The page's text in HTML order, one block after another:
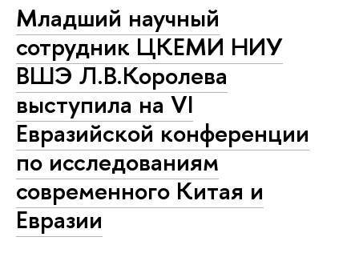
Младший научный
сотрудник ЦКЕМИ НИУ
ВШЭ Л.В.Королева
выступила на VI
Евразийской конференции
по исследованиям
современного Китая и
Евразии